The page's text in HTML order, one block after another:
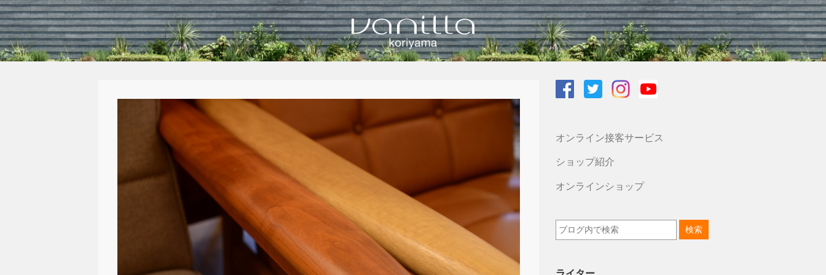
オンライン接客サービス
ショップ紹介
オンラインショップ